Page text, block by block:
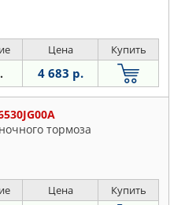
Цена Купить
4 683 р.
тормоза
Цена Купить